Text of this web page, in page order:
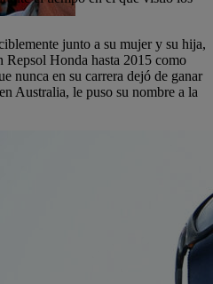
junto a su mujer y su hija,
Repsol Honda hasta 2015 como
nunca en su carrera dejó de ganar
Australia, le puso su nombre a la